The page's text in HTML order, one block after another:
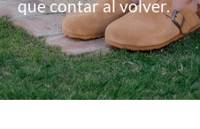
que contar al volver.